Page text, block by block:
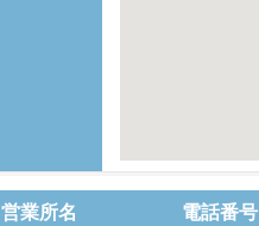
営業所名 電話番号